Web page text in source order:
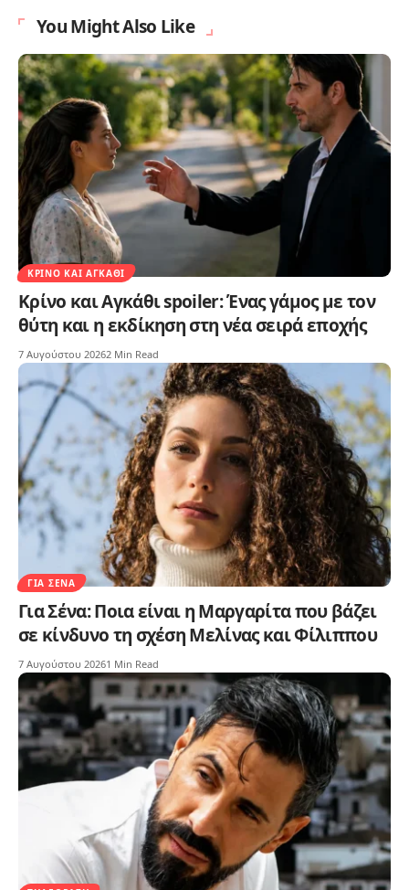
You Might Also Like
ΚΡΊΝΟ ΚΑΙ ΑΓΚΆΘΙ
Κρίνο και Αγκάθι spoiler: Ένας γάμος με τον
θύτη και η εκδίκηση στη νέα σειρά εποχής
7 Αυγούστου 20262 Min Read
ΓΙΑ ΣΈΝΑ
Για Σένα: Ποια είναι η Μαργαρίτα που βάζει
σε κίνδυνο τη σχέση Μελίνας και Φίλιππου
7 Αυγούστου 20261 Min Read